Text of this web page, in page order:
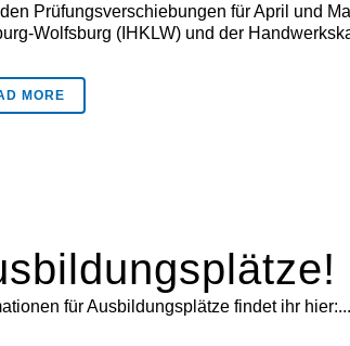
Prüfungsverschiebungen für April und
Wolfsburg (IHKLW) und der
MORE
für Ausbildungsplätze findet ihr hier:...